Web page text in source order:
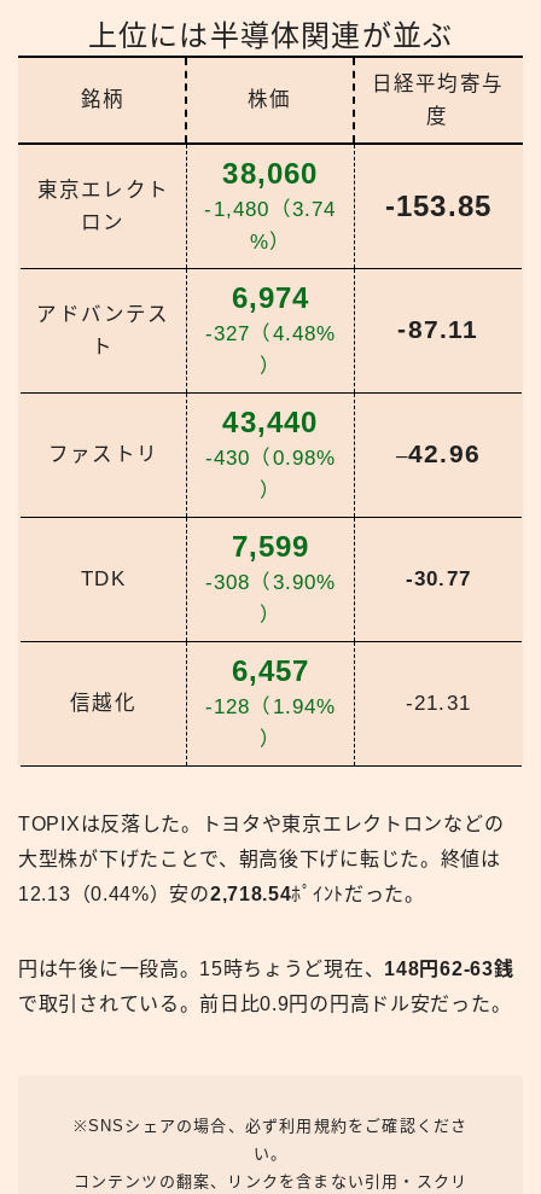
上位には半導体関連が並ぶ
銘柄 株価
日経平均寄与
度
東京エレクト
ロン
38,060
-1,480（3.74
%）
-153.85
アドバンテス
ト
6,974
-327（4.48%
）
-87.11
ファストリ
43,440
-430（0.98%
）
–42.96
TDK
7,599
-308（3.90%
）
-30.77
信越化
6,457
-128（1.94%
）
-21.31
TOPIXは反落した。トヨタや東京エレクトロンなどの
大型株が下げたことで、朝高後下げに転じた。終値は
12.13（0.44%）安の2,718.54ﾎﾟｲﾝﾄだった。
円は午後に一段高。15時ちょうど現在、 148円62-63銭
で取引されている。前日比0.9円の円高ドル安だった。
※SNSシェアの場合、必ず利用規約をご確認くださ
い。
コンテンツの翻案、リンクを含まない引用・スクリ